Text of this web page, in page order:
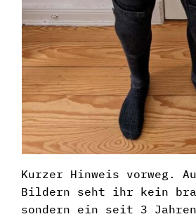
Kurzer Hinweis vorweg.
Bildern seht ihr kein
sondern ein seit 3